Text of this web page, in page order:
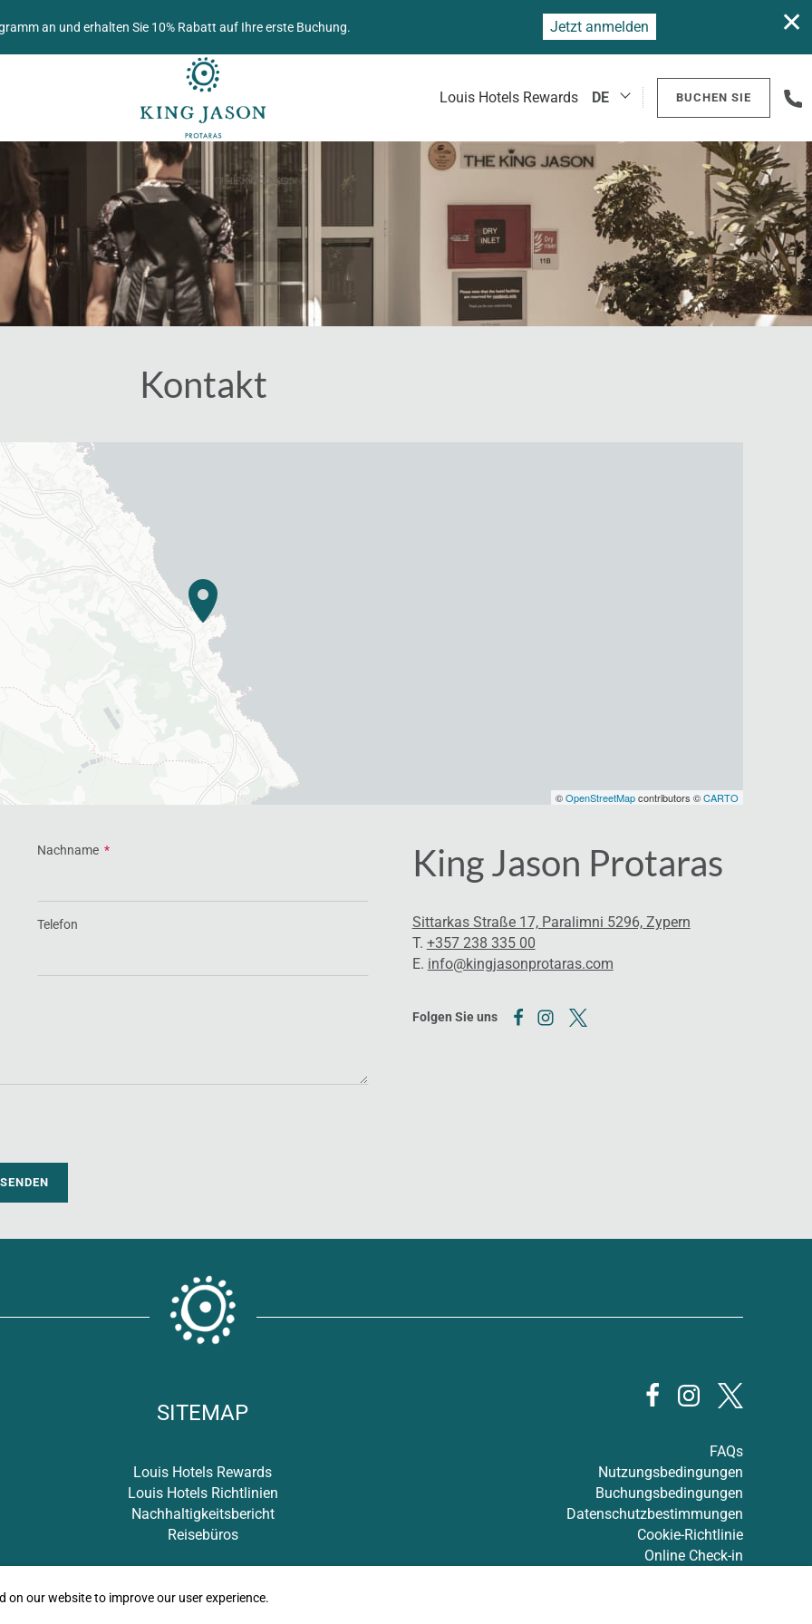
an und erhalten Sie 10% Rabatt auf Ihre erste Buchung. Jetzt anmelden ✕
DE BUCHEN SIE
Louis Hotels Rewards
Kontakt
©OpenStreetMapcontributors ©CARTO
Nachname *
Telefon
King Jason Protaras
Sittarkas Straße 17, Paralimni 5296, Zypern
T. +357 238 335 00
E. info@kingjasonprotaras.com
Folgen Sie uns
SITEMAP
Louis Hotels Rewards
Louis Hotels Richtlinien
Nachhaltigkeitsbericht
Reisebüros
FAQs
Nutzungsbedingungen
Buchungsbedingungen
Datenschutzbestimmungen
Cookie-Richtlinie
Online Check-in
on our website to improve our user experience.